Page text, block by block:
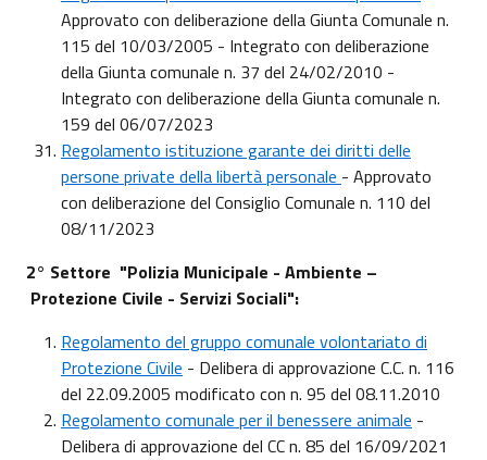
Approvato con deliberazione della Giunta Comunale n.
115 del 10/03/2005 - Integrato con deliberazione
della Giunta comunale n. 37 del 24/02/2010 -
Integrato con deliberazione della Giunta comunale n.
159 del 06/07/2023
Regolamento istituzione garante dei diritti delle
persone private della libertà personale - Approvato
con deliberazione del Consiglio Comunale n. 110 del
08/11/2023
2° Settore "Polizia Municipale - Ambiente –
Protezione Civile - Servizi Sociali":
Regolamento del gruppo comunale volontariato di
Protezione Civile - Delibera di approvazione C.C. n. 116
del 22.09.2005 modificato con n. 95 del 08.11.2010
Regolamento comunale per il benessere animale -
Delibera di approvazione del CC n. 85 del 16/09/2021